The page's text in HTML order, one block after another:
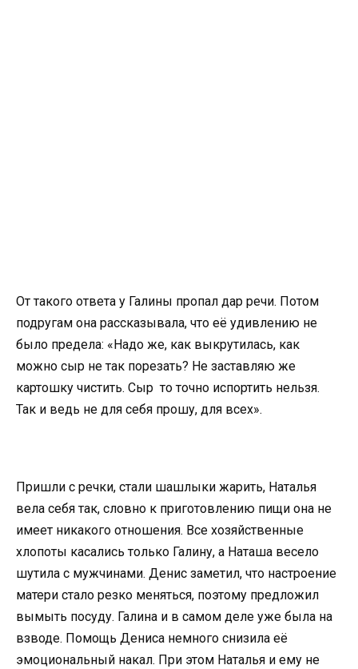
От такого ответа у Галины пропал дар речи. Потом
подругам она рассказывала, что её удивлению не
было предела: «Надо же, как выкрутилась, как
можно сыр не так порезать? Не заставляю же
картошку чистить. Сыр то точно испортить нельзя.
Так и ведь не для себя прошу, для всех».
Пришли с речки, стали шашлыки жарить, Наталья
вела себя так, словно к приготовлению пищи она не
имеет никакого отношения. Все хозяйственные
хлопоты касались только Галину, а Наташа весело
шутила с мужчинами. Денис заметил, что настроение
матери стало резко меняться, поэтому предложил
вымыть посуду. Галина и в самом деле уже была на
взводе. Помощь Дениса немного снизила её
эмоциональный накал. При этом Наталья и ему не